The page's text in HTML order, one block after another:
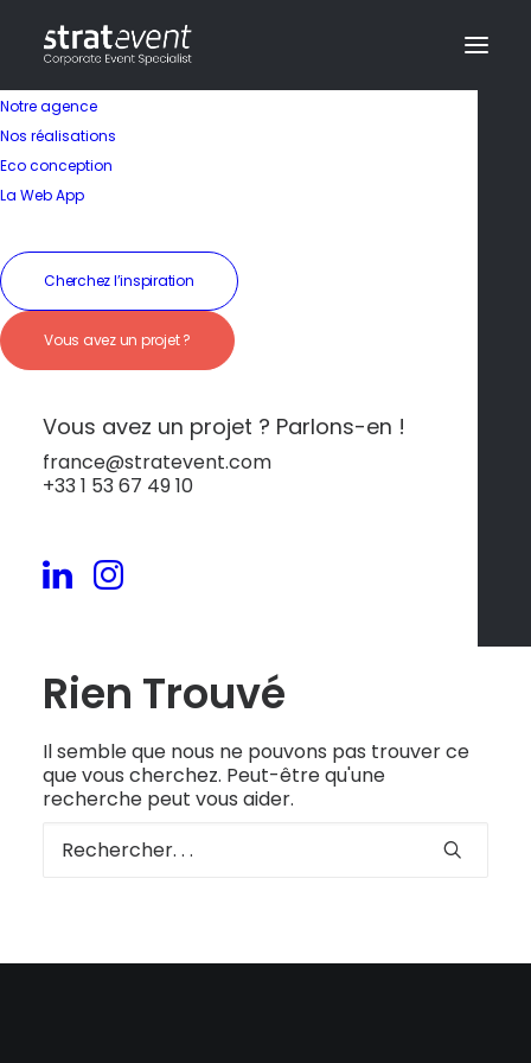
Notre agence
Nos réalisations
Eco conception
La Web App
Cherchez l’inspiration
Vous avez un projet ?
Vous avez un projet ? Parlons-en !
france@stratevent.com
+33 1 53 67 49 10
Évian
Rien Trouvé
Il semble que nous ne pouvons pas trouver ce
que vous cherchez. Peut-être qu'une
recherche peut vous aider.